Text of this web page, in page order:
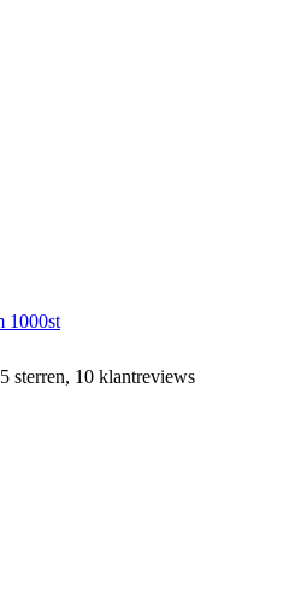
1000st
sterren, 10 klantreviews